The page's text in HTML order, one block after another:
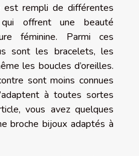
est rempli de différentes
offrent une beauté
féminine. Parmi ces
sont les bracelets, les
les boucles d’oreilles.
sont moins connues
à toutes sortes
vous avez quelques
broche bijoux adaptés à